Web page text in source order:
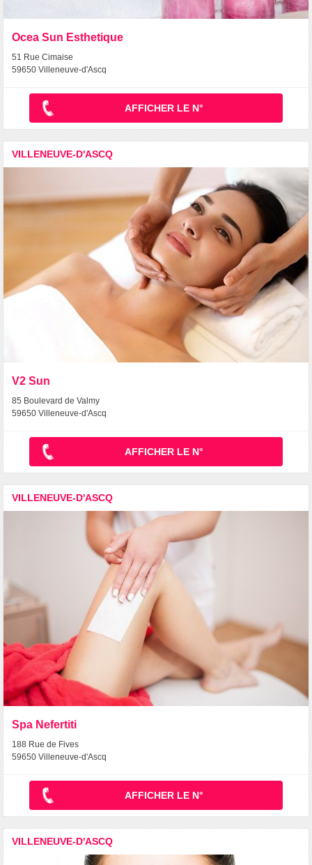
Ocea Sun Esthetique
51 Rue Cimaise
59650 Villeneuve-d'Ascq
AFFICHER LE N°
VILLENEUVE-D'ASCQ
V2 Sun
85 Boulevard de Valmy
59650 Villeneuve-d'Ascq
AFFICHER LE N°
VILLENEUVE-D'ASCQ
Spa Nefertiti
188 Rue de Fives
59650 Villeneuve-d'Ascq
AFFICHER LE N°
VILLENEUVE-D'ASCQ